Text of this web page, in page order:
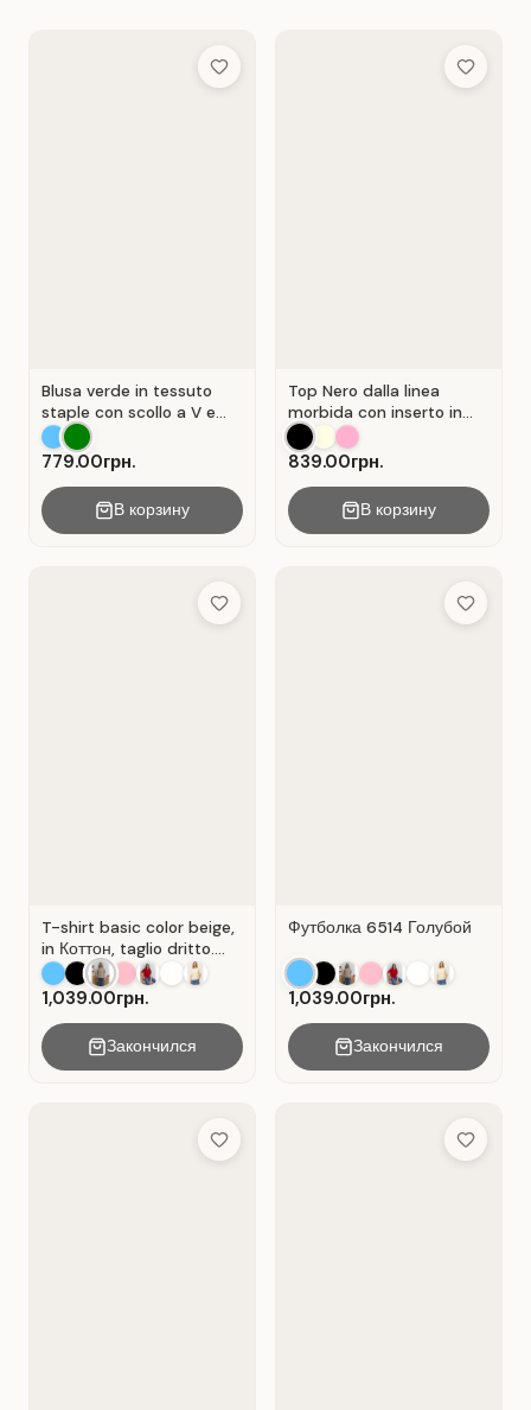
Add to Wish List
Blusa verde in tessuto
staple con scollo a V e
chiusura a portafoglio.
Verde .
779.00грн.
В корзину
Add to
Top Nero dalla linea
morbida con inserto in
pizzo traforato.
839.00грн.
В корзину
Add to Wish List
T-shirt basic color beige,
in Коттон, taglio dritto.
Colore Beige.
1,039.00грн.
Закончился
Add to
Футболка 6514 Голубой
1,039.00грн.
Закончился
Add to Wish List Add to